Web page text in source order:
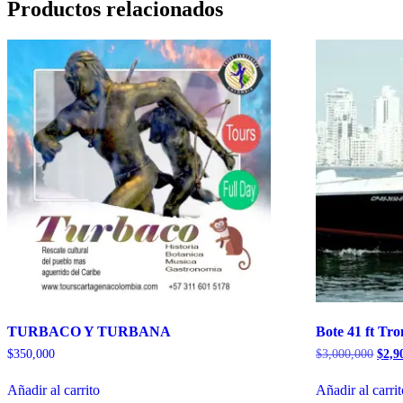
Productos relacionados
TURBACO Y TURBANA
$350,000
Añadir al carrito
Bote 41 ft
$3,000,000 El
era:
$
Añadir al